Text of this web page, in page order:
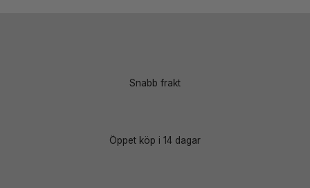
Snabb frakt
Öppet köp i 14 dagar